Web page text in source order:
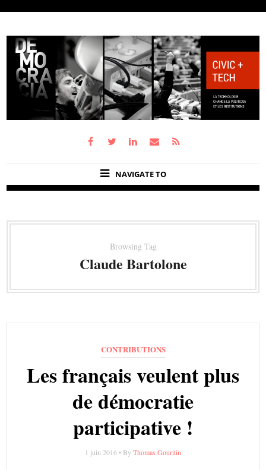
NAVIGATE TO
Browsing Tag
Claude Bartolone
CONTRIBUTIONS
Les français veulent plus
de démocratie
participative !
1 juin 2016 • By Thomas Gouritin